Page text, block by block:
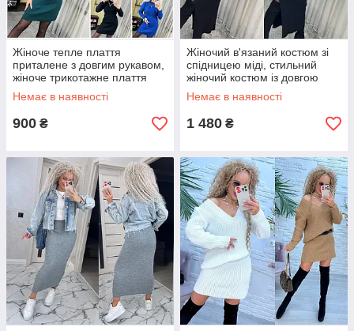
Жіноче тепле плаття
приталене з довгим рукавом,
жіноче трикотажне плаття
Немає в наявності
900 ₴
Жіночий в'язаний костюм зі
спідницею міді, стильний
жіночий костюм із довгою
спідницею та светром
Немає в наявності
1 480 ₴